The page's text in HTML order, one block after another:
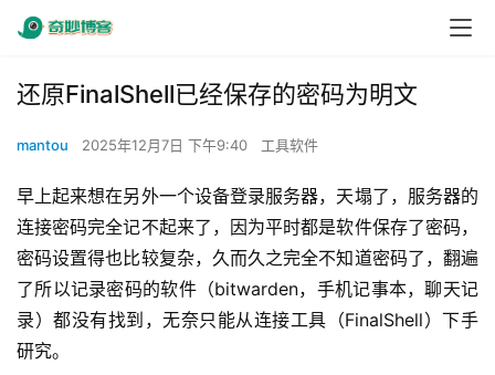
还原FinalShell已经保存的密码为明文
mantou 2025年12月7日 下午9:40 工具软件
早上起来想在另外一个设备登录服务器，天塌了，服务器的
连接密码完全记不起来了，因为平时都是软件保存了密码，
密码设置得也比较复杂，久而久之完全不知道密码了，翻遍
了所以记录密码的软件（bitwarden，手机记事本，聊天记
录）都没有找到，无奈只能从连接工具（FinalShell）下手
研究。